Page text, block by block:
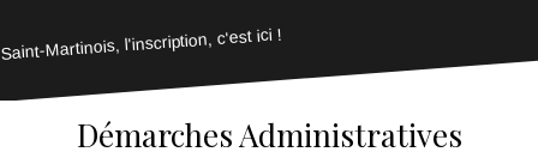
Saint-Martinois, l'inscription, c'est ici !
Démarches Administratives